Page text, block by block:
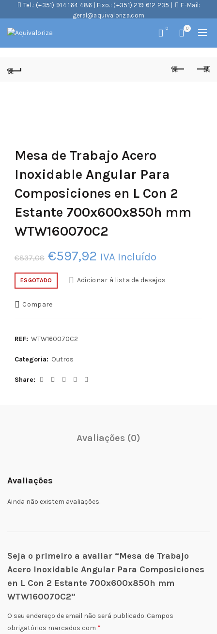
Tel.: (+351) 914 164 486 Fixo.: (+351) 219 612 235
E-Mail:
geral@aquivaloriza.com
0 0
Mesa de Trabajo Acero
Inoxidable Angular Para
Composiciones en L Con 2
Estante 700x600x850h mm
WTW160070C2
€837,08 O
preço
€837,08.
€597,92 O
preço
IVA Incluído
ESGOTADO Adicionar à lista de desejos
Compare
REF: WTW160070C2
Categoria: Outros
Share
Avaliações (0)
Avaliações
Ainda não existem avaliações.
Seja o primeiro a avaliar “Mesa de Trabajo
Acero Inoxidable Angular Para Composiciones
en L Con 2 Estante 700x600x850h mm
WTW160070C2”
O seu endereço de email não será publicado. Campos
obrigatórios marcados com *